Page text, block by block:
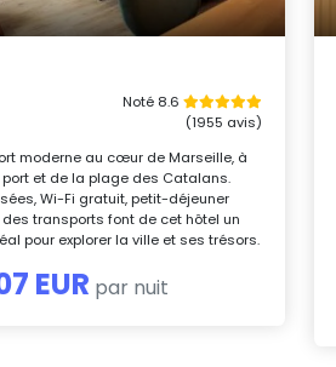
Noté 8.6
(1955 avis)
moderne au cœur de Marseille, à
port et de la plage des Catalans.
Wi-Fi gratuit, petit-déjeuner
transports font de cet hôtel un
pour explorer la ville et ses trésors.
EUR par nuit